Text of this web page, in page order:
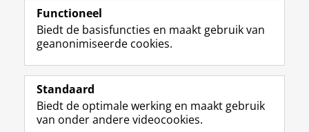
Meer informatie over de TOEFL
Volg ons op
a
c
n
s
i
o
Functioneel
Biedt de basisfuncties en maakt gebruik van
geanonimiseerde cookies.
Standaard
Biedt de optimale werking en maakt gebruik
van onder andere videocookies.